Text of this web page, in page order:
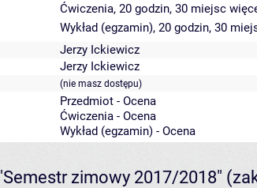
Ćwiczenia, 20 godzin, 30 miejsc
Wykład (egzamin), 20 godzin, 30
Jerzy Ickiewicz
Jerzy Ickiewicz
(nie masz dostępu)
Przedmiot - Ocena
Ćwiczenia - Ocena
Wykład (egzamin) - Ocena
zimowy 2017/2018"